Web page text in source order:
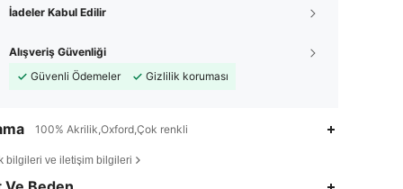
İadeler Kabul Edilir
Alışveriş Güvenliği
Güvenli Ödemeler
Gizlilik koruması
100% Akrilik,Oxford,Çok renkli
bilgileri ve iletişim bilgileri